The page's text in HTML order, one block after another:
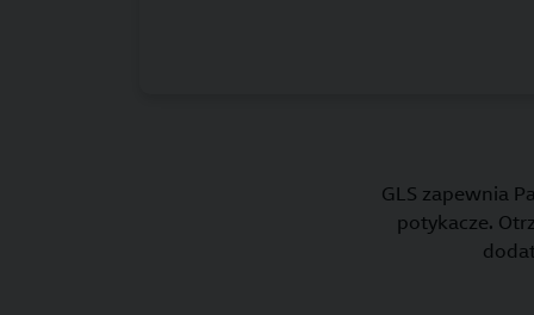
GLS zapewnia
potykacze.